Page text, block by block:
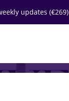
updates (€269)